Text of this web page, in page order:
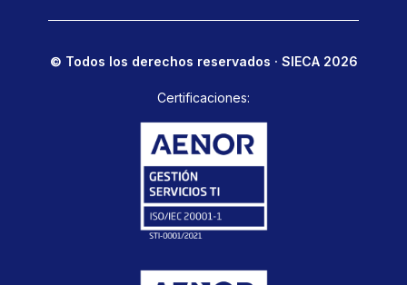
© Todos los derechos reservados · SIECA 2026
Certificaciones: